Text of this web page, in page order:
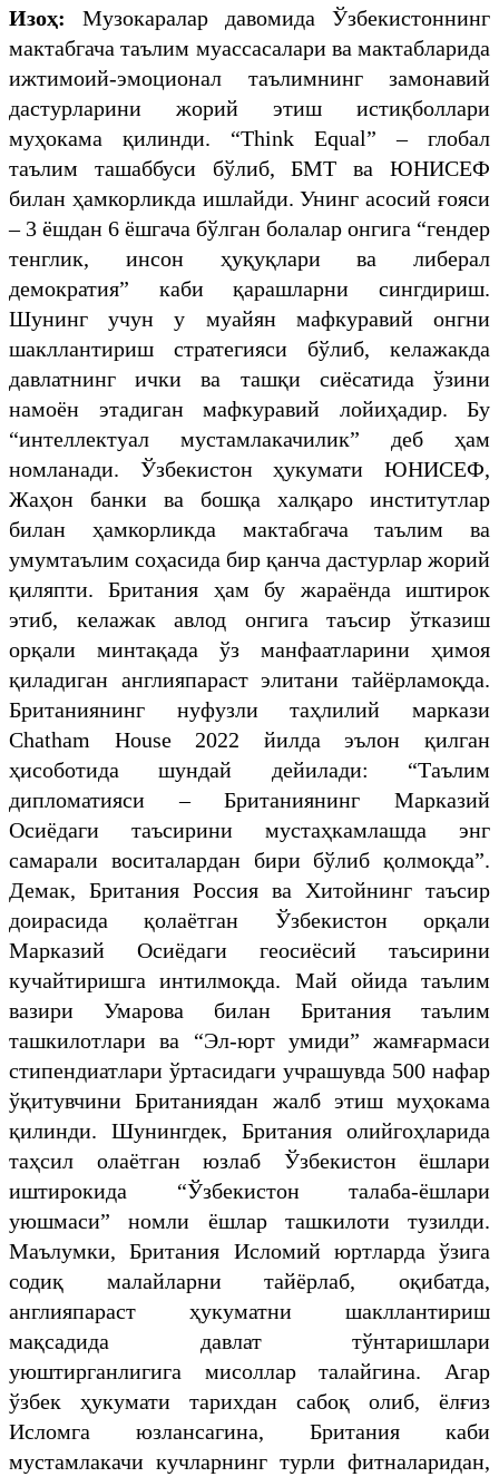
Изоҳ: Музокаралар давомида Ўзбекистоннинг
мактабгача таълим муассасалари ва мактабларида
ижтимоий-эмоционал таълимнинг замонавий
дастурларини жорий этиш истиқболлари
муҳокама қилинди. “Think Equal” – глобал
таълим ташаббуси бўлиб, БМТ ва ЮНИСЕФ
билан ҳамкорликда ишлайди. Унинг асосий ғояси
– 3 ёшдан 6 ёшгача бўлган болалар онгига “гендер
тенглик, инсон ҳуқуқлари ва либерал
демократия” каби қарашларни сингдириш.
Шунинг учун у муайян мафкуравий онгни
шакллантириш стратегияси бўлиб, келажакда
давлатнинг ички ва ташқи сиёсатида ўзини
намоён этадиган мафкуравий лойиҳадир. Бу
“интеллектуал мустамлакачилик” деб ҳам
номланади. Ўзбекистон ҳукумати ЮНИСЕФ,
Жаҳон банки ва бошқа халқаро институтлар
билан ҳамкорликда мактабгача таълим ва
умумтаълим соҳасида бир қанча дастурлар жорий
қиляпти. Британия ҳам бу жараёнда иштирок
этиб, келажак авлод онгига таъсир ўтказиш
орқали минтақада ўз манфаатларини ҳимоя
қиладиган англияпараст элитани тайёрламоқда.
Британиянинг нуфузли таҳлилий маркази
Chatham House 2022 йилда эълон қилган
ҳисоботида шундай дейилади: “Таълим
дипломатияси – Британиянинг Марказий
Осиёдаги таъсирини мустаҳкамлашда энг
самарали воситалардан бири бўлиб қолмоқда”.
Демак, Британия Россия ва Хитойнинг таъсир
доирасида қолаётган Ўзбекистон орқали
Марказий Осиёдаги геосиёсий таъсирини
кучайтиришга интилмоқда. Май ойида таълим
вазири Умарова билан Британия таълим
ташкилотлари ва “Эл-юрт умиди” жамғармаси
стипендиатлари ўртасидаги учрашувда 500 нафар
ўқитувчини Британиядан жалб этиш муҳокама
қилинди. Шунингдек, Британия олийгоҳларида
таҳсил олаётган юзлаб Ўзбекистон ёшлари
иштирокида “Ўзбекистон талаба-ёшлари
уюшмаси” номли ёшлар ташкилоти тузилди.
Маълумки, Британия Исломий юртларда ўзига
содиқ малайларни тайёрлаб, оқибатда,
англияпараст ҳукуматни шакллантириш
мақсадида давлат тўнтаришлари
уюштирганлигига мисоллар талайгина. Агар
ўзбек ҳукумати тарихдан сабоқ олиб, ёлғиз
Исломга юзлансагина, Британия каби
мустамлакачи кучларнинг турли фитналаридан,